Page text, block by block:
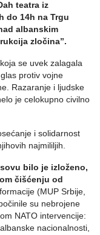
teatra iz
do 14h na Trgu
albanskim
zločina”.
se uvek zalagala
protiv vojne
Razaranje i ljudske
je celokupno civilno
i solidarnost
najmililjih.
bilo je izloženo,
čišćenju od
(MUP Srbije,
su nebrojene
NATO intervencije:
nacionalnosti,